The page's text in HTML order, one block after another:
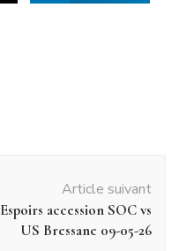
Article suivant
Espoirs accession SOC vs
US Bressane 09-05-26